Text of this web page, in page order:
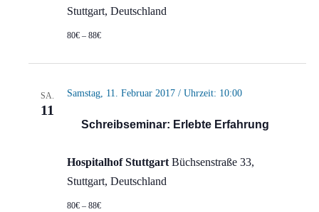
Stuttgart, Deutschland
80€ – 88€
SA.
11
Schreibseminar: Erlebte Erfahrung
Samstag, 11. Februar 2017 / Uhrzeit: 10:00
Hospitalhof Stuttgart Büchsenstraße 33,
Stuttgart, Deutschland
80€ – 88€